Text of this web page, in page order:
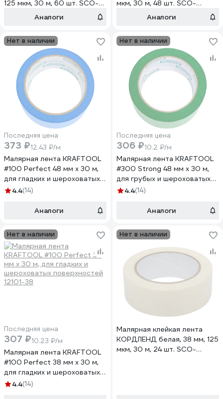
125 мкм, 30 м, 60 шт. SCO-
00378.60Аналоги
мкм, 30 м, 48 шт. SCO-
00376.48Аналоги
Нет в наличии
Последняя цена
373 ₽12.43 ₽/м
Малярная лента KRAFTOOL
#100 Perfect 48 мм х 30 м,
для гладких и шероховатых
поверхностей 12101-48
4.4(14)
Аналоги
Нет в наличии
Последняя цена
306 ₽10.2 ₽/м
Малярная лента KRAFTOOL
#300 Strong 48 мм х 30 м,
для грубых и шероховатых
поверхностей 12103-48
4.4(14)
Аналоги
Нет в наличии
Последняя цена
307 ₽10.23 ₽/м
Малярная лента KRAFTOOL
#100 Perfect 38 мм х 30 м,
для гладких и шероховатых
поверхностей 12101-38
4.4(14)
Нет в наличии
Малярная клейкая лента
КОРДЛЕНД белая, 38 мм, 125
мкм, 30 м, 24 шт. SCO-